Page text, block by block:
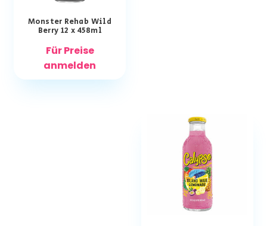
Monster Rehab Wild
Berry 12 x 458ml
Für Preise
anmelden